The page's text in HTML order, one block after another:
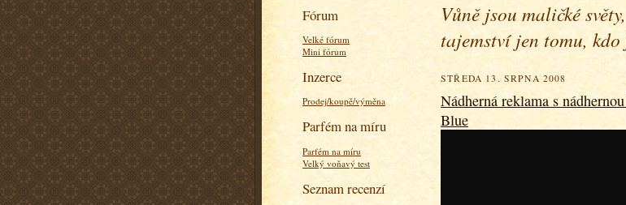
Fórum
Velké fórum
Mini fórum
Inzerce
Prodej/koupě/výměna
Parfém na míru
Parfém na míru
Velký voňavý test
Seznam recenzí
Vůně jsou maličké
tajemství jen tomu,
STŘEDA 13. SRPNA 2008
Nádherná reklama s
Blue